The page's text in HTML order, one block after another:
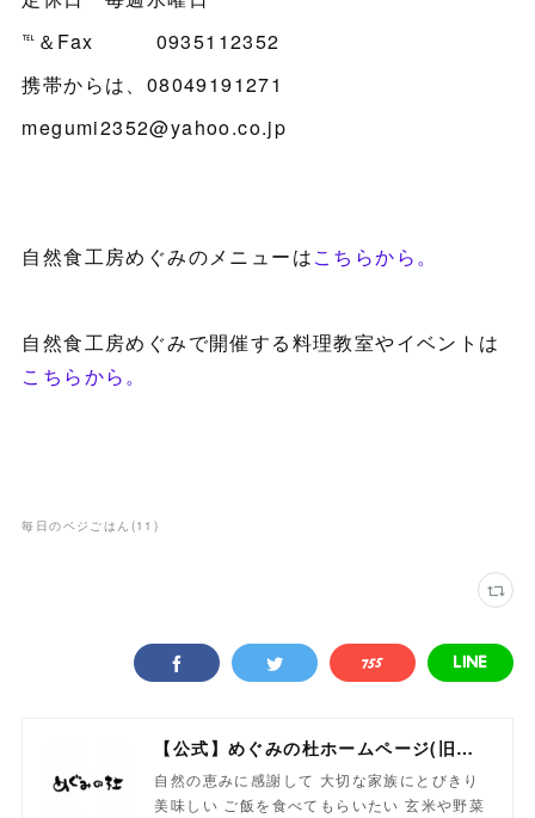
℡＆Fax 0935112352
携帯からは、08049191271
megumi2352@yahoo.co.jp
自然食工房めぐみのメニューはこちらから。
自然食工房めぐみで開催する料理教室やイベントは
こちらから。
毎日のベジごはん (11 )
【公式】めぐみの杜ホームページ(旧自然食工房）
自然の恵みに感謝して 大切な家族にとびきり
美味しい ご飯を食べてもらいたい 玄米や野菜